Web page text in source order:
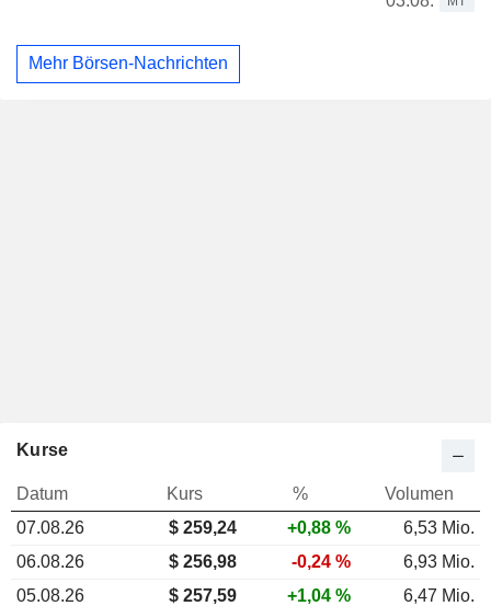
Mehr Börsen-Nachrichten
Kurse
Datum Kurs %
Volumen
07.08.26
$ 259,24 +0,88 %
6,53 Mio.
06.08.26
$ 256,98 -0,24 %
6,93 Mio.
05.08.26
$ 257,59 +1,04 %
6,47 Mio.